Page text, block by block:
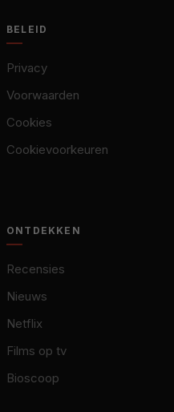
BELEID
Privacy
Voorwaarden
Cookies
Cookievoorkeuren
ONTDEKKEN
Recensies
Nieuws
Netflix
Films op tv
Bioscoop